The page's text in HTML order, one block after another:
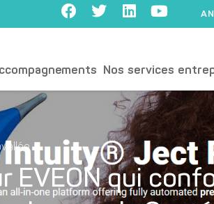
Nos services
EVEON qui